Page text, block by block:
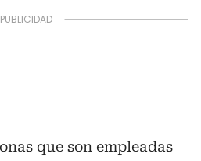
que son empleadas